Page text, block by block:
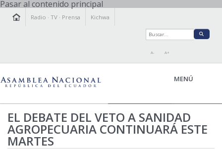
Pasar al contenido principal
Radio ·TV · Prensa Kichwa
A- A+
MENÚ
LA ASAMBLEA
LEGISLAMOS
EL DEBATE DEL VETO A SANIDAD
AGROPECUARIA CONTINUARÁ ESTE
MARTES